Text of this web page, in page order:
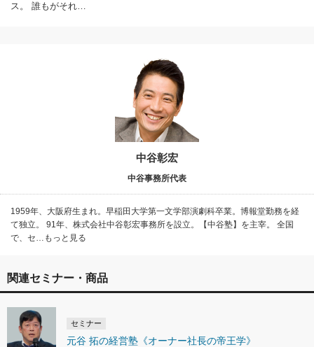
ス。 誰もがそれ…
中谷彰宏
中谷事務所代表
1959年、大阪府生まれ。早稲田大学第一文学部演劇科卒業。博報堂勤務を経
て独立。 91年、株式会社中谷彰宏事務所を設立。【中谷塾】を主宰。 全国
で、セ…もっと見る
関連セミナー・商品
セミナー
元谷 拓の経営塾《オーナー社長の帝王学》